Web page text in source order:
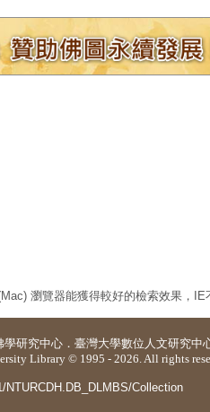
瀏覽器能獲得較好的檢索效果，IE
學研究中心 ． 臺灣大學數位人文研究中
Library © 1995 - 2026. All rights
NTURCDH.DB_DLMBS/Collection